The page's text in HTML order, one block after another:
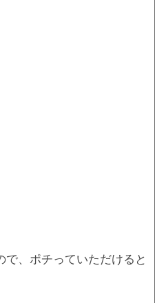
で、ポチっていただけると